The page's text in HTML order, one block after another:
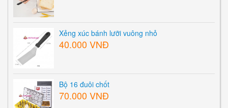
Xẻng xúc bánh lưỡi vuông nhỏ
40.000 VNĐ
Bộ 16 đuôi chốt
70.000 VNĐ